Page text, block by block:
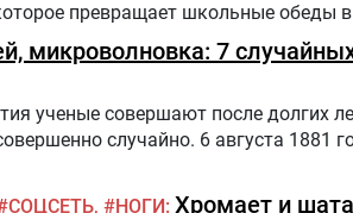
превращает школьные обеды
микроволновка: 7
ученые совершают после долгих
случайно. 6 августа 1881
СОЦСЕТЬ НОГИ Хромает и